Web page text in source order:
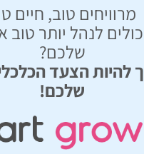
מרוויחים טוב, חיים
לנהל יותר
שלכם?
להיות הצעד
שלכם!